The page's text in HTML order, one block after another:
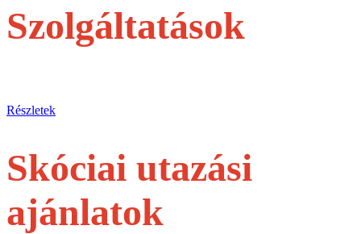
Szolgáltatások
Részletek
Skóciai utazási
ajánlatok